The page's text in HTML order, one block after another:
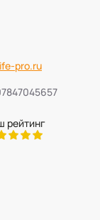
pro.ru
рейтинг